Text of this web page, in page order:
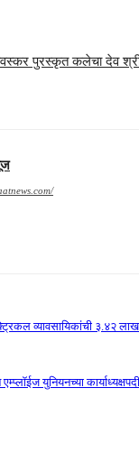
पुरस्कृत कलेचा देव
व्यावसायिकांची ३.४२
युनियनच्या